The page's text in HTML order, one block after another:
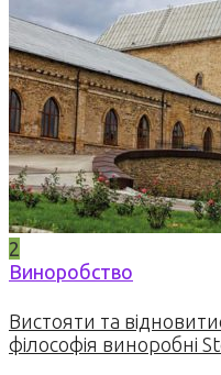
2
Виноробство
Вистояти та
філософія виноробні